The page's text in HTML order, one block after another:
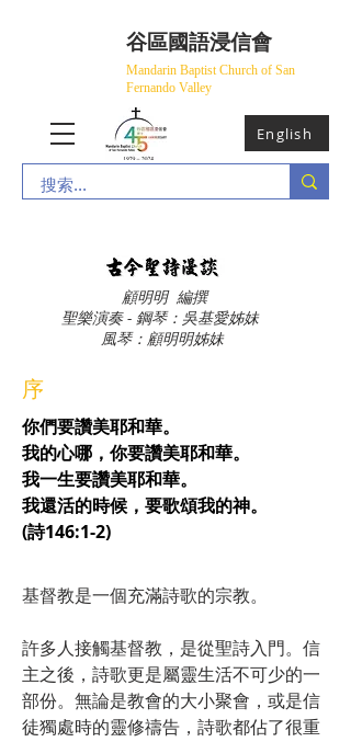
​谷區國語浸信會
Mandarin Baptist Church of San
Fernando Valley
English
顧明明 編撰
聖樂演奏 - 鋼琴：吳基愛姊妹
風琴：顧明明姊妹
序
你們要讚美耶和華。
我的心哪，你要讚美耶和華。
我一生要讚美耶和華。
我還活的時候，要歌頌我的神。
(詩146:1-2)
基督教是一個充滿詩歌的宗教。
許多人接觸基督教，是從聖詩入門。信
主之後，詩歌更是屬靈生活不可少的一
部份。無論是教會的大小聚會，或是信
徒獨處時的靈修禱告，詩歌都佔了很重